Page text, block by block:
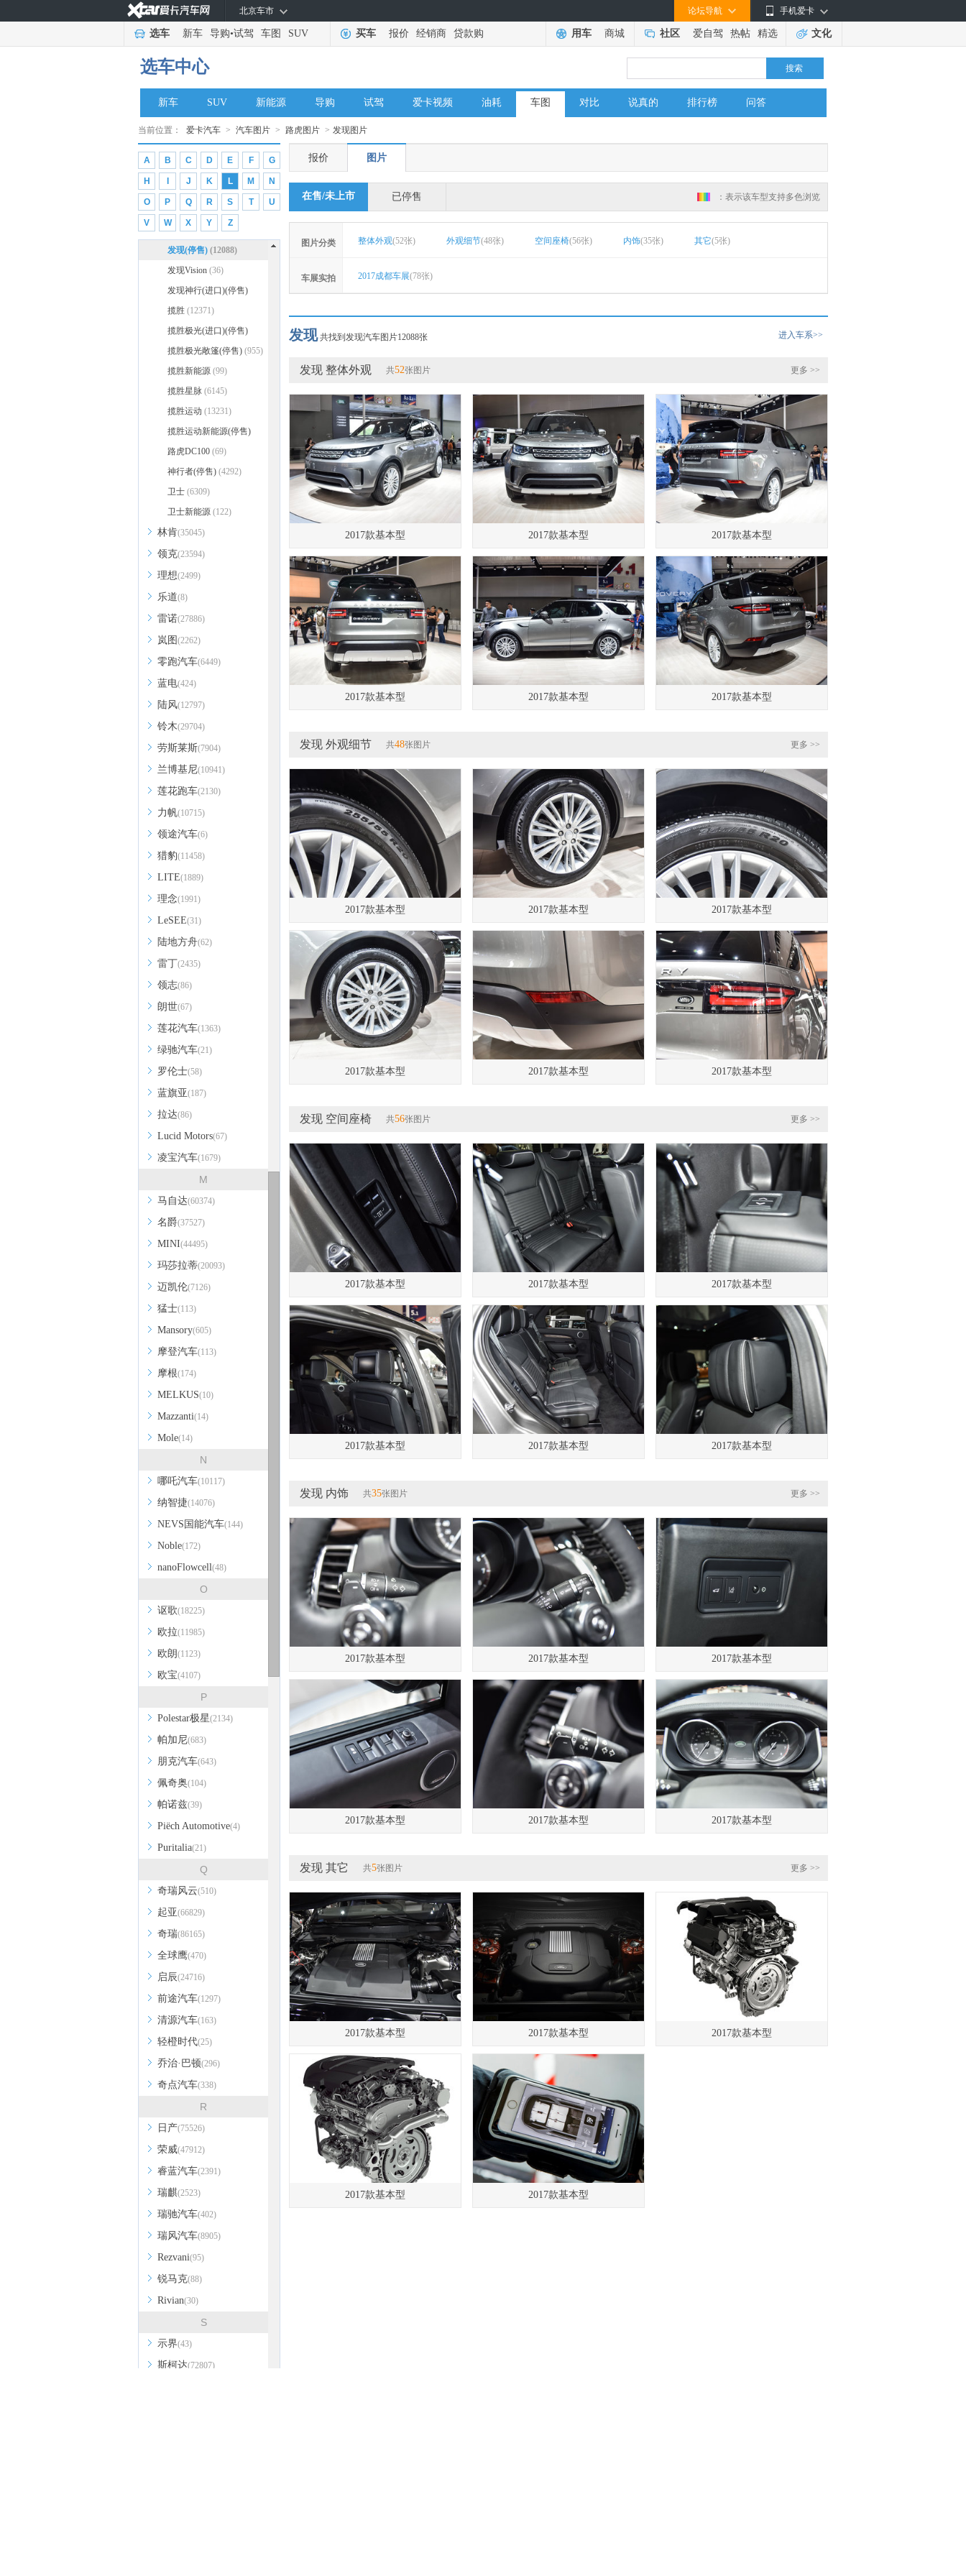
手机爱卡
论坛导航
北京车市
选车 新车 导购•试驾 车图 SUV 买车 报价 经销商 贷款购 用车 商城 社区 爱自驾 热帖 精选 文化
选车中心 搜索
新车 SUV 新能源 导购 试驾 爱卡视频 油耗 车图 对比 说真的 排行榜 问答
当前位置： 爱卡汽车 > 汽车图片 > 路虎图片 > 发现图片
A B C D E F G
H J K L M N
O P Q R S T U
V W X Y Z
克蒂汽车(1093)
L
雷克萨斯 (69280)
路虎(79450)
奇瑞捷豹路虎
发现神行(停售)(5081)
发现运动版(2806)
发现运动版新能源 (841)
揽胜极光(6852)
揽胜极光新能源(270)
路虎(63600)
发现(停售) (12088)
发现Vision (36)
发现神行(进口)(停售)
(1301)
揽胜 (12371)
揽胜极光(进口)(停售)
(5564)
揽胜极光敞篷(停售) (955)
揽胜新能源 (99)
揽胜星脉 (6145)
揽胜运动 (13231)
揽胜运动新能源(停售)
(1018)
路虎DC100 (69)
神行者(停售) (4292)
卫士 (6309)
卫士新能源 (122)
林肯(35045)
领克(23594)
理想(2499)
乐道(8)
雷诺(27886)
岚图 (2262)
零跑汽车(6449)
蓝电(424)
陆风(12797)
铃木(29704)
劳斯莱斯(7904)
兰博基尼(10941)
莲花跑车(2130)
力帆(10715)
领途汽车(6)
猎豹(11458)
LITE(1889)
理念(1991)
LeSEE(31)
陆地方舟(62)
雷丁(2435)
领志(86)
朗世(67)
莲花汽车(1363)
绿驰汽车(21)
罗伦士(58)
蓝旗亚(187)
拉达(86)
Lucid Motors(67)
凌宝汽车(1679)
M
马自达(60374)
名爵(37527)
MINI(44495)
玛莎拉蒂(20093)
迈凯伦(7126)
猛士(113)
Mansory(605)
摩登汽车(113)
摩根(174)
MELKUS(10)
Mazzanti(14)
Mole(14)
N
哪吒汽车(10117)
纳智捷(14076)
NEVS国能汽车(144)
Noble(172)
nanoFlowcell(48)
O
讴歌(18225)
欧拉(11985)
欧朗(1123)
欧宝(4107)
P
Polestar极星(2134)
帕加尼(683)
朋克汽车(643)
佩奇奥(104)
帕诺兹(39)
Piëch Automotive(4)
Puritalia(21)
Q
奇瑞风云(510)
起亚(66829)
奇瑞(86165)
全球鹰(470)
启辰(24716)
前途汽车(1297)
清源汽车(163)
轻橙时代(25)
乔治·巴顿(296)
奇点汽车(338)
R
日产(75526)
荣威(47912)
睿蓝汽车(2391)
瑞麒(2523)
瑞驰汽车(402)
瑞风汽车(8905)
Rezvani(95)
锐马克(88)
Rivian(30)
S
示界(43)
斯柯达(72807)
报价 图片
在售/未上市 已停售 ：表示该车型支持多色浏览
图片分类 整体外观(52张) 外观细节(48张) 空间座椅(56张) 内饰(35张) 其它(5张)
车展实拍 2017成都车展(78张)
发现 共找到发现汽车图片12088张 进入车系>>
发现 整体外观 共52张图片 更多 >>
2017款基本型 2017款基本型 2017款基本型
2017款基本型 2017款基本型 2017款基本型
发现 外观细节 共48张图片 更多 >>
2017款基本型 2017款基本型 2017款基本型
2017款基本型 2017款基本型 2017款基本型
发现 空间座椅 共56张图片 更多 >>
2017款基本型 2017款基本型 2017款基本型
2017款基本型 2017款基本型 2017款基本型
发现 内饰 共35张图片 更多 >>
2017款基本型 2017款基本型 2017款基本型
2017款基本型 2017款基本型 2017款基本型
发现 其它 共5张图片 更多 >>
2017款基本型 2017款基本型 2017款基本型
2017款基本型 2017款基本型